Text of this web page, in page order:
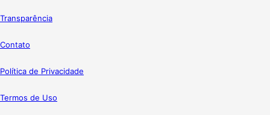
Transparência
Contato
Política de Privacidade
Termos de Uso